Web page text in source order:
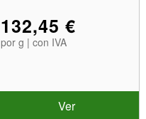
132,45 €
por g | con IVA
Ver